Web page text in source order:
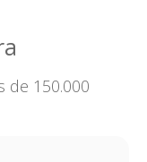
de 150.000